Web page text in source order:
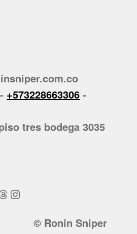
- +573228663306 -
tres bodega 3035
Instagram
© Ronin Sniper